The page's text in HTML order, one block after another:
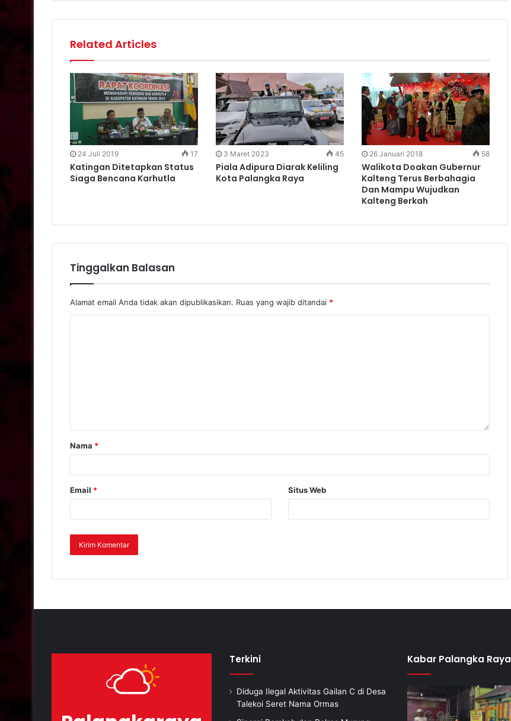
Related Articles
24 Juli 2019 17
Katingan Ditetapkan Status
Siaga Bencana Karhutla
3 Maret 2023 45
Piala Adipura Diarak Keliling
Kota Palangka Raya
26 Januari 2018 58
Walikota Doakan Gubernur
Kalteng Terus Berbahagia
Dan Mampu Wujudkan
Kalteng Berkah
Tinggalkan Balasan
Alamat email Anda tidak akan dipublikasikan. Ruas yang wajib ditandai *
Nama *
Email * Situs Web
Terkini
Diduga Ilegal Aktivitas Gailan C di Desa
Talekoi Seret Nama Ormas
Kabar Palangka Raya